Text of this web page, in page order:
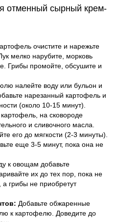
отменный сырный крем-
очистите и нарежьте
мелко нарубите, морковь
Грибы промойте, обсушите и
налейте воду или бульон и
нарезанный картофель и
(около 10-15 минут).
на сковороде
и сливочного масла.
его до мягкости (2-3 минуты).
еще 3-5 минут, пока она не
к овощам добавьте
их до тех пор, пока не
а грибы не приобретут
Добавьте обжаренные
к картофелю. Доведите до